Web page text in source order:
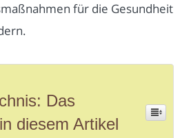
für die Gesundheit
Das
diesem Artikel